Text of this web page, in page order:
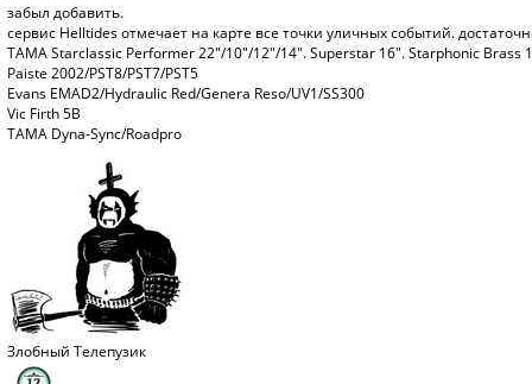
забыл добавить.
сервис Helltides отмечает на карте все точки уличных событий.
TAMA Starclassic Performer 22"/10"/12"/14". Superstar 16". Starphonic Brass
Paiste 2002/PST8/PST7/PST5
Evans EMAD2/Hydraulic Red/Genera Reso/UV1/SS300
Vic Firth 5B
TAMA Dyna-Sync/Roadpro
Злобный Телепузик